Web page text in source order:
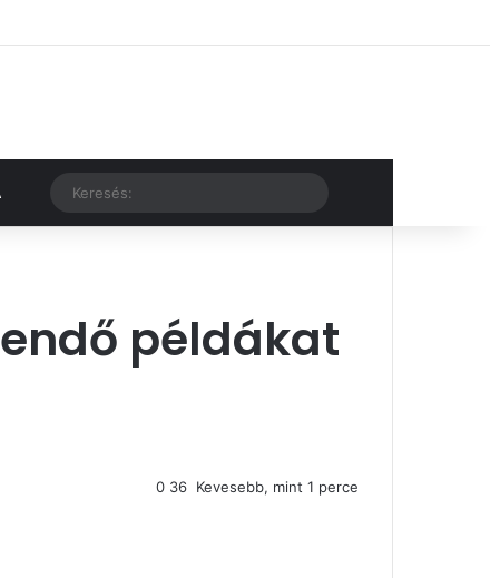
Véletlen cikk
példákat
0 36 Kevesebb, mint 1 perce